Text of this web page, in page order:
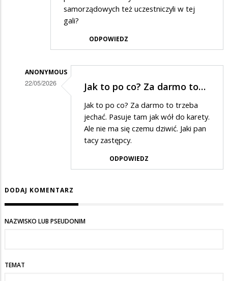
samorządowych też uczestniczyli w tej
gali?
ODPOWIEDZ
ANONYMOUS
22/05/2026
po
co
tam
wiceprezydent?
Jak to po co? Za darmo to…
Jak to po co? Za darmo to trzeba
jechać. Pasuje tam jak wół do karety.
Ale nie ma się czemu dziwić. Jaki pan
tacy zastępcy.
ODPOWIEDZ
DODAJ KOMENTARZ
NAZWISKO LUB PSEUDONIM
TEMAT